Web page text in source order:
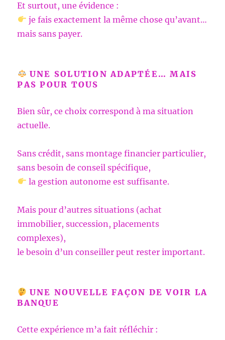
Et surtout, une évidence :
je fais exactement la même chose qu’avant…
mais sans payer.
UNE SOLUTION ADAPTÉE… MAIS
PAS POUR TOUS
Bien sûr, ce choix correspond à ma situation
actuelle.
Sans crédit, sans montage financier particulier,
sans besoin de conseil spécifique,
la gestion autonome est suffisante.
Mais pour d’autres situations (achat
immobilier, succession, placements
complexes),
le besoin d’un conseiller peut rester important.
UNE NOUVELLE FAÇON DE VOIR LA
BANQUE
Cette expérience m’a fait réfléchir :